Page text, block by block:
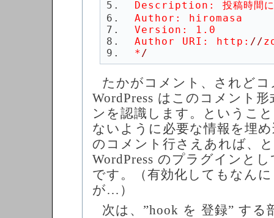
Author URI: http: //
* /
たかがコメント、されど
WordPress はこのコメント
ンを認識します。というこ
ないように必要な情報を埋
のコメント行さえあれば、
WordPress のプラグインと
です。（有効化してもなん
が…）
次は、”hook を 登録” する